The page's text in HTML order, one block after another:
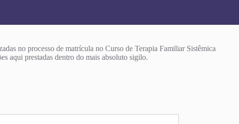
no processo de matrícula no Curso de Terapia Familiar Sistêmica
aqui prestadas dentro do mais absoluto sigilo.